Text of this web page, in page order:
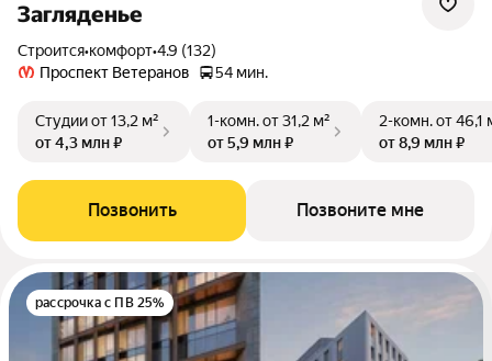
Загляденье
Строится•комфорт•4.9 (132)
Проспект Ветеранов
54 мин.
Студииот 13,2 м²
от 4,3 млн ₽
1-комн.от 31,2 м²
от 5,9 млн ₽
2-комн.от 46,1
от 8,9 млн ₽
Позвонить Позвоните мне
рассрочка с ПВ 25%